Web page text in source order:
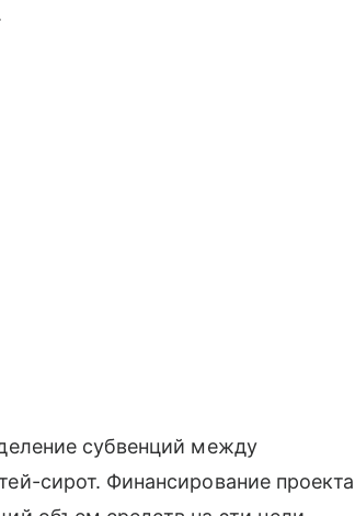
субвенций между
сирот. Финансирование проекта